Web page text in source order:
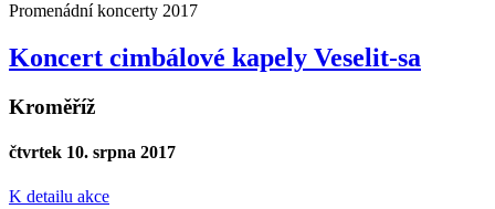
Promenádní koncerty 2017
Koncert cimbálové kapely Veselit-sa
Kroměříž
čtvrtek 10. srpna 2017
K detailu akce